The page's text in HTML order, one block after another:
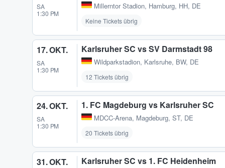
SA
1:30 PM
Millerntor Stadion, Hamburg, HH, DE
Keine Tickets übrig
17. OKT.
SA
1:30 PM
Karlsruher SC vs SV Darmstadt 98
Wildparkstadion, Karlsruhe, BW, DE
12 Tickets übrig
24. OKT.
SA
1:30 PM
1. FC Magdeburg vs Karlsruher SC
MDCC-Arena, Magdeburg, ST, DE
20 Tickets übrig
31. OKT. Karlsruher SC vs 1. FC Heidenheim